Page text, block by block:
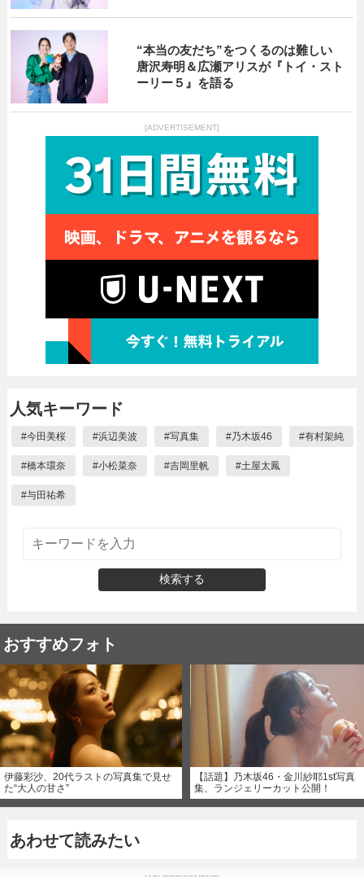
“本当の友だち”をつくるのは難しい
唐沢寿明＆広瀬アリスが『トイ・スト
ーリー５』を語る
[ADVERTISEMENT]
人気キーワード
#今田美桜 #浜辺美波 #写真集 #乃木坂46 #有村架純
#橋本環奈 #小松菜奈 #吉岡里帆 #土屋太鳳
#与田祐希
検索する
おすすめフォト
伊藤彩沙、20代ラストの写真集で見せ
た“大人の甘さ”
【話題】乃木坂46・金川紗耶1st写真
集、ランジェリーカット公開！
あわせて読みたい